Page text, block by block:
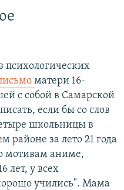
психологических
матери 16-
с собой в Самарской
если бы со слов
школьницы в
районе за лето 21 года
мотивам аниме,
лет, у всех
учились". Мама